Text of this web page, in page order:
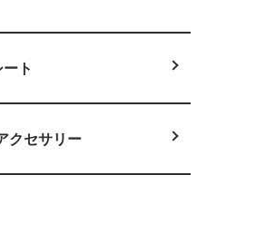
ト
クセサリー